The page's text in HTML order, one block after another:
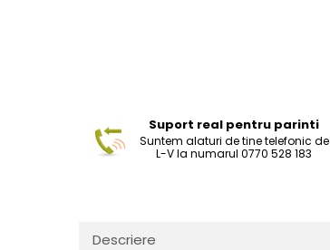
Suport real pentru parinti
Suntem alaturi de tine telefonic de
L-V la numarul 0770 528 183
Descriere